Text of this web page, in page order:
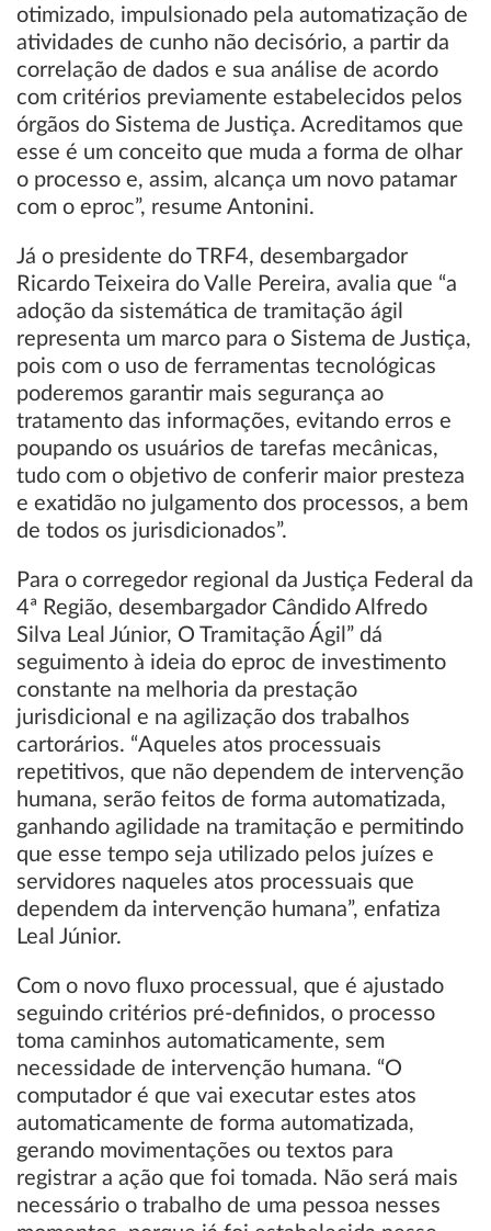
otimizado, impulsionado pela automatização de
atividades de cunho não decisório, a partir da
correlação de dados e sua análise de acordo
com critérios previamente estabelecidos pelos
órgãos do Sistema de Justiça. Acreditamos que
esse é um conceito que muda a forma de olhar
o processo e, assim, alcança um novo patamar
com o eproc”, resume Antonini.
Já o presidente do TRF4, desembargador
Ricardo Teixeira do Valle Pereira, avalia que “a
adoção da sistemática de tramitação ágil
representa um marco para o Sistema de Justiça,
pois com o uso de ferramentas tecnológicas
poderemos garantir mais segurança ao
tratamento das informações, evitando erros e
poupando os usuários de tarefas mecânicas,
tudo com o objetivo de conferir maior presteza
e exatidão no julgamento dos processos, a bem
de todos os jurisdicionados”.
Para o corregedor regional da Justiça Federal da
4ª Região, desembargador Cândido Alfredo
Silva Leal Júnior, O Tramitação Ágil” dá
seguimento à ideia do eproc de investimento
constante na melhoria da prestação
jurisdicional e na agilização dos trabalhos
cartorários. “Aqueles atos processuais
repetitivos, que não dependem de intervenção
humana, serão feitos de forma automatizada,
ganhando agilidade na tramitação e permitindo
que esse tempo seja utilizado pelos juízes e
servidores naqueles atos processuais que
dependem da intervenção humana”, enfatiza
Leal Júnior.
Com o novo fluxo processual, que é ajustado
seguindo critérios pré-definidos, o processo
toma caminhos automaticamente, sem
necessidade de intervenção humana. “O
computador é que vai executar estes atos
automaticamente de forma automatizada,
gerando movimentações ou textos para
registrar a ação que foi tomada. Não será mais
necessário o trabalho de uma pessoa nesses